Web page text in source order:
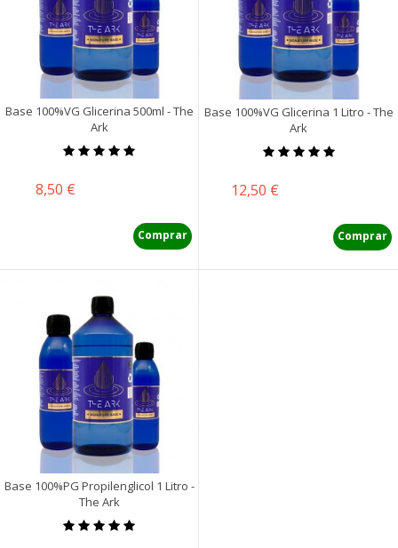
Base 100%VG Glicerina 500ml - The
Ark
Precio
8,50 €
Comprar
Base 100%VG Glicerina 1 Litro - The
Ark
Precio
12,50 €
Comprar
Base 100%PG Propilenglicol 1 Litro -
The Ark